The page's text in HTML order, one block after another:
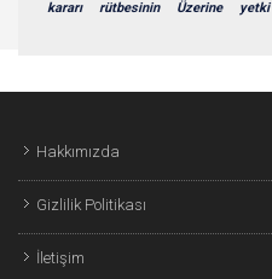
kararı rütbesinin Üzerine yetki
Hakkımızda
Gizlilik Politikası
İletişim